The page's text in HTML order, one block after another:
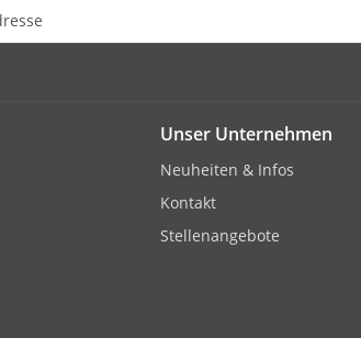
Unser Unternehmen
Neuheiten & Infos
Kontakt
Stellenangebote